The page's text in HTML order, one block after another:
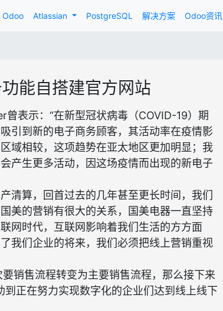
Odoo Atlassian PostgreSQL 解决方案 Odoo资讯
能自搭建官方网站
表示：“在新型冠状病毒（COVID-19）期
引到新的电子商务顾客，其活动率在疫情影
域相较，这项趋势在亚太地区更加明显；我
产生更多活动，因这场疫情而出现的新电子
清算，回首过去的几年甚至更长时间，我们
美的营销有很大的关系，国美电器一直坚持
网时代，互联网影响着我们生活的方方面
我们企业的将来，我们必须把线上营销重视
销售流程转变为主要销售流程，那么接下来
正在努力实现数字化的企业们达到线上线下